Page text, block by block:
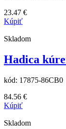
23.47 €
Kúpiť
Skladom
Hadica
kód: 17875-86CB0
84.56 €
Kúpiť
Skladom